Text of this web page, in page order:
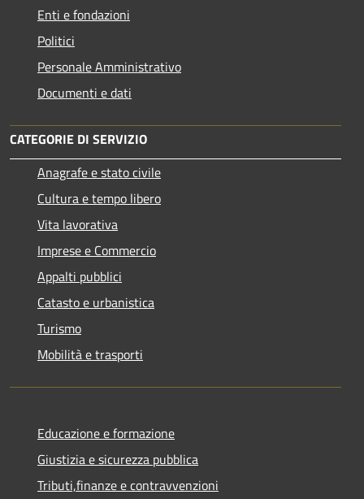
Enti e fondazioni
Politici
Personale Amministrativo
Documenti e dati
CATEGORIE DI SERVIZIO
Anagrafe e stato civile
Cultura e tempo libero
Vita lavorativa
Imprese e Commercio
Appalti pubblici
Catasto e urbanistica
Turismo
Mobilità e trasporti
Educazione e formazione
Giustizia e sicurezza pubblica
Tributi,finanze e contravvenzioni